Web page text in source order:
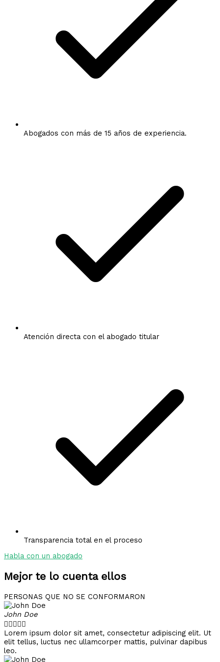
Abogados con más de 15 años de experiencia.
Atención directa con el abogado titular
Transparencia total en el proceso
Habla con un abogado
Mejor te lo cuenta ellos
PERSONAS QUE NO SE CONFORMARON
John Doe

Lorem ipsum dolor sit amet, consectetur adipiscing elit. Ut
elit tellus, luctus nec ullamcorper mattis, pulvinar dapibus
leo.